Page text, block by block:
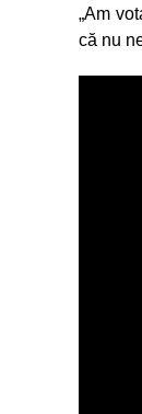
„Am
că nu